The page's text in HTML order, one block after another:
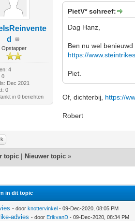
d
Opstapper
4
0
Dec 2021
0
in 0 berichten
PietV* schreef:
Dag Hanz,
Ben nu wel
https://
Piet.
Of, dichterbij, https://
Robert
topic Nieuwer topic »
in dit topic
- doorknottervinkel - 09-Dec-2020, 08:05 PM
advies - door ErikvanD - 09-Dec-2020, 08:34 PM